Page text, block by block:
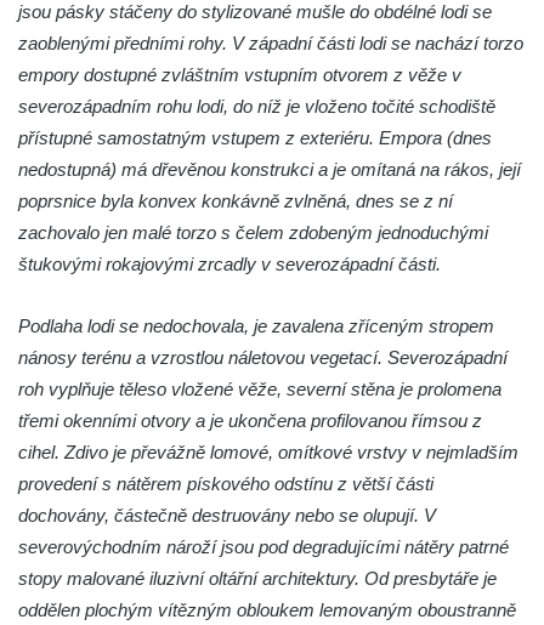
Kostel svatého Jiří v Jiříkově
Kostel svatého Jiří ve Chřibské
Kostel svatého Františka z Assisi na
Studánce
Kostel svaté Kateřiny Alexandrijské
(Sienské) v Dolním Podluží
Horním Slavkově
Kostel svatého Jana Nepomuckého ve
Hřensku
Hřbitovní kaple Ignaze Clara ve Hřensku
Kostel Nanebevzetí Panny Marie v Novém
Boru
Evangelický kostel v Česká Kamenici
Kaple Nejsvětější Trojice v Nové Vsi (Ústí
jsou pásky stáčeny do stylizované mušle do obdélné lodi se
zaoblenými předními rohy. V západní části lodi se nachází torzo
empory dostupné zvláštním vstupním otvorem z věže v
severozápadním rohu lodi, do níž je vloženo točité schodiště
přístupné samostatným vstupem z exteriéru. Empora (dnes
nedostupná) má dřevěnou konstrukci a je omítaná na rákos, její
poprsnice byla konvex konkávně zvlněná, dnes se z ní
zachovalo jen malé torzo s čelem zdobeným jednoduchými
štukovými rokajovými zrcadly v severozápadní části.
Podlaha lodi se nedochovala, je zavalena zříceným stropem
nánosy terénu a vzrostlou náletovou vegetací. Severozápadní
roh vyplňuje těleso vložené věže, severní stěna je prolomena
třemi okenními otvory a je ukončena profilovanou římsou z
cihel. Zdivo je převážně lomové, omítkové vrstvy v nejmladším
provedení s nátěrem pískového odstínu z větší části
dochovány, částečně destruovány nebo se olupují. V
severovýchodním nároží jsou pod degradujícími nátěry patrné
stopy malované iluzivní oltářní architektury. Od presbytáře je
oddělen plochým vítězným obloukem lemovaným oboustranně